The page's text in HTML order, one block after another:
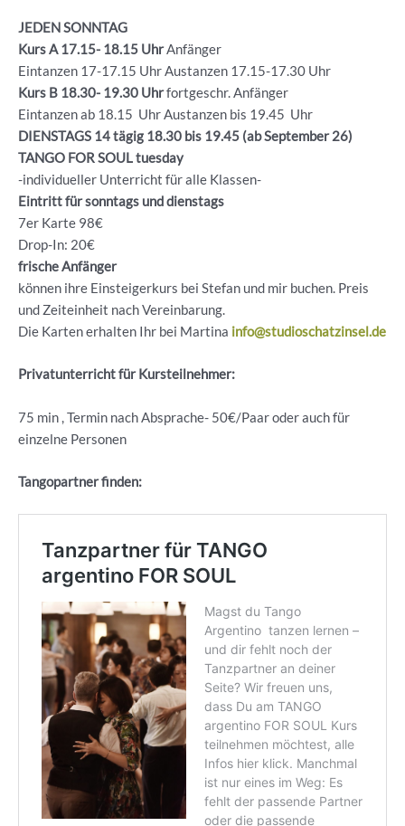
JEDEN SONNTAG
Kurs A 17.15- 18.15 UhrAnfänger
Eintanzen 17-17.15 Uhr Austanzen 17.15-17.30 Uhr
Kurs B 18.30- 19.30 Uhrfortgeschr. Anfänger
Eintanzen ab 18.15 Uhr Austanzen bis 19.45 Uhr
DIENSTAGS 14 tägig 18.30 bis 19.45 (ab September 26)
TANGO FOR SOUL tuesday
-individueller Unterricht für alle Klassen-
Eintritt für sonntags und dienstags
7er Karte 98€
Drop-In: 20€
frische Anfänger
können ihre Einsteigerkurs bei Stefan und mir buchen. Preis
und Zeiteinheit nach Vereinbarung.
Die Karten erhalten Ihr bei Martina info@studioschatzinsel.de
Privatunterricht für Kursteilnehmer:
75 min , Termin nach Absprache- 50€/Paar oder auch für
einzelne Personen
Tangopartner finden: